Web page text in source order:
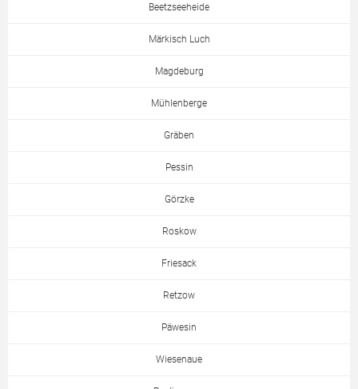
Beetzseeheide
Märkisch Luch
Magdeburg
Mühlenberge
Gräben
Pessin
Görzke
Roskow
Friesack
Retzow
Päwesin
Wiesenaue